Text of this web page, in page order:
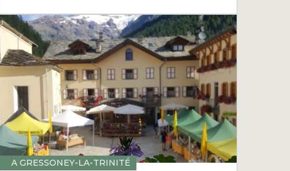
A GRESSONEY-LA-TRINITÉ